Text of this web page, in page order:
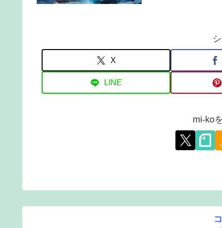
X
LINE
mi-ko